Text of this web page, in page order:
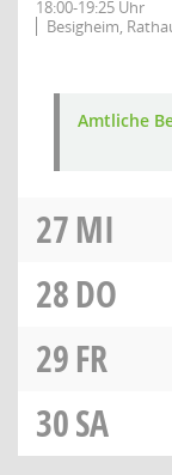
18:00-19:25 Uhr
Besigheim,
Amtliche
27MI
28DO
29FR
30SA